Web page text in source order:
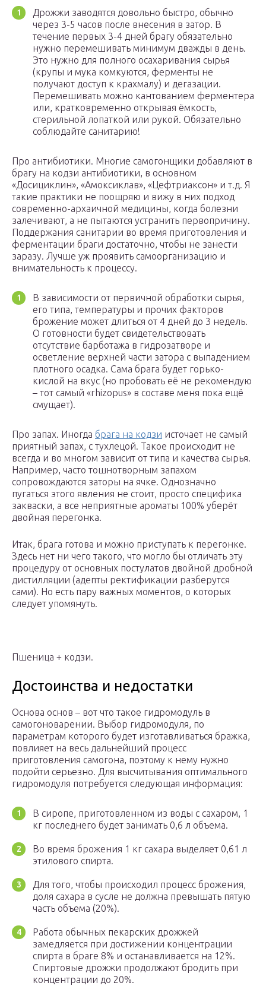
Дрожжи заводятся довольно быстро, обычно
через 3-5 часов после внесения в затор. В
течение первых 3-4 дней брагу обязательно
нужно перемешивать минимум дважды в день.
Это нужно для полного осахаривания сырья
(крупы и мука комкуются, ферменты не
получают доступ к крахмалу) и дегазации.
Перемешивать можно кантованием ферментера
или, кратковременно открывая ёмкость,
стерильной лопаткой или рукой. Обязательно
соблюдайте санитарию!
Про антибиотики. Многие самогонщики добавляют в
брагу на кодзи антибиотики, в основном
«Досициклин», «Амоксиклав», «Цефтриаксон» и т.д. Я
такие практики не поощряю и вижу в них подход
современно-архаичной медицины, когда болезни
залечивают, а не пытаются устранить первопричину.
Поддержания санитарии во время приготовления и
ферментации браги достаточно, чтобы не занести
заразу. Лучше уж проявить самоорганизацию и
внимательность к процессу.
В зависимости от первичной обработки сырья,
его типа, температуры и прочих факторов
брожение может длиться от 4 дней до 3 недель.
О готовности будет свидетельствовать
отсутствие барботажа в гидрозатворе и
осветление верхней части затора с выпадением
плотного осадка. Сама брага будет горько-
кислой на вкус (но пробовать её не рекомендую
– тот самый «rhizopus» в составе меня пока ещё
смущает).
Про запах. Иногда брага на кодзи источает не самый
приятный запах, с тухлецой. Такое происходит не
всегда и во многом зависит от типа и качества сырья.
Например, часто тошнотворным запахом
сопровождаются заторы на ячке. Однозначно
пугаться этого явления не стоит, просто специфика
закваски, а все неприятные ароматы 100% уберёт
двойная перегонка.
Итак, брага готова и можно приступать к перегонке.
Здесь нет ни чего такого, что могло бы отличать эту
процедуру от основных постулатов двойной дробной
дистилляции (адепты ректификации разберутся
сами). Но есть пару важных моментов, о которых
следует упомянуть.
Пшеница + кодзи.
Достоинства и недостатки
Основа основ – вот что такое гидромодуль в
самогоноварении. Выбор гидромодуля, по
параметрам которого будет изготавливаться бражка,
повлияет на весь дальнейший процесс
приготовления самогона, поэтому к нему нужно
подойти серьезно. Для высчитывания оптимального
гидромодуля потребуется следующая информация:
В сиропе, приготовленном из воды с сахаром, 1
кг последнего будет занимать 0,6 л объема.
Во время брожения 1 кг сахара выделяет 0,61 л
этилового спирта.
Для того, чтобы происходил процесс брожения,
доля сахара в сусле не должна превышать пятую
часть объема (20%).
Работа обычных пекарских дрожжей
замедляется при достижении концентрации
спирта в браге 8% и останавливается на 12%.
Спиртовые дрожжи продолжают бродить при
концентрации до 20%.